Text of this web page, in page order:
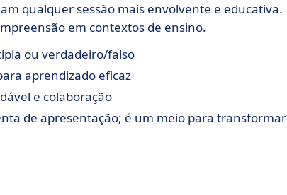
qualquer sessão mais envolvente e educativa.
em contextos de ensino.
ou verdadeiro/falso
aprendizado eficaz
e colaboração
de apresentação; é um meio para transformar